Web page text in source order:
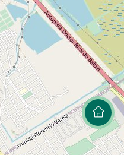
y escrita contenida en
La misma no
superficies y
al título de
de tasas, servicios y
El precio del
previo aviso.